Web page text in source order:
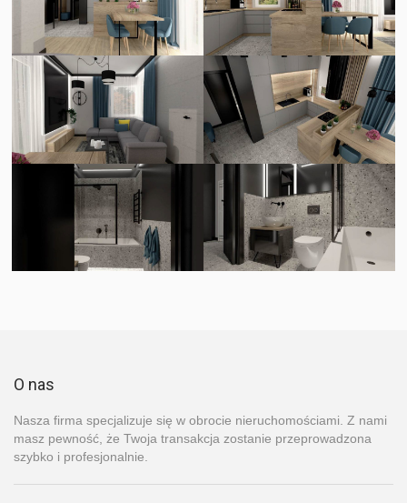
O nas
Nasza firma specjalizuje się w obrocie nieruchomościami. Z nami
masz pewność, że Twoja transakcja zostanie przeprowadzona
szybko i profesjonalnie.